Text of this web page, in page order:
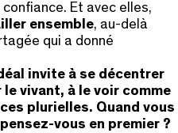
Et avec elles,
ensemble, au-delà
qui a donné
invite à se décentrer
vivant, à le voir comme
plurielles. Quand vous
vous en premier ?